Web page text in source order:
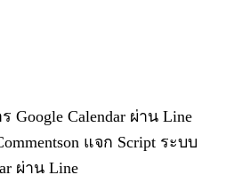
Google Calendar ผ่าน Line
แจก Script ระบบ
ผ่าน Line